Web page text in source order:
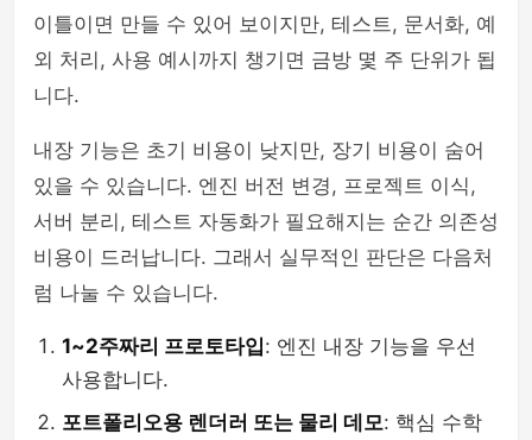
이틀이면 만들 수 있어 보이지만, 테스트, 문서화, 예
외 처리, 사용 예시까지 챙기면 금방 몇 주 단위가 됩
니다.
내장 기능은 초기 비용이 낮지만, 장기 비용이 숨어
있을 수 있습니다. 엔진 버전 변경, 프로젝트 이식,
서버 분리, 테스트 자동화가 필요해지는 순간 의존성
비용이 드러납니다. 그래서 실무적인 판단은 다음처
럼 나눌 수 있습니다.
1~2주짜리 프로토타입: 엔진 내장 기능을 우선
사용합니다.
포트폴리오용 렌더러 또는 물리 데모: 핵심 수학